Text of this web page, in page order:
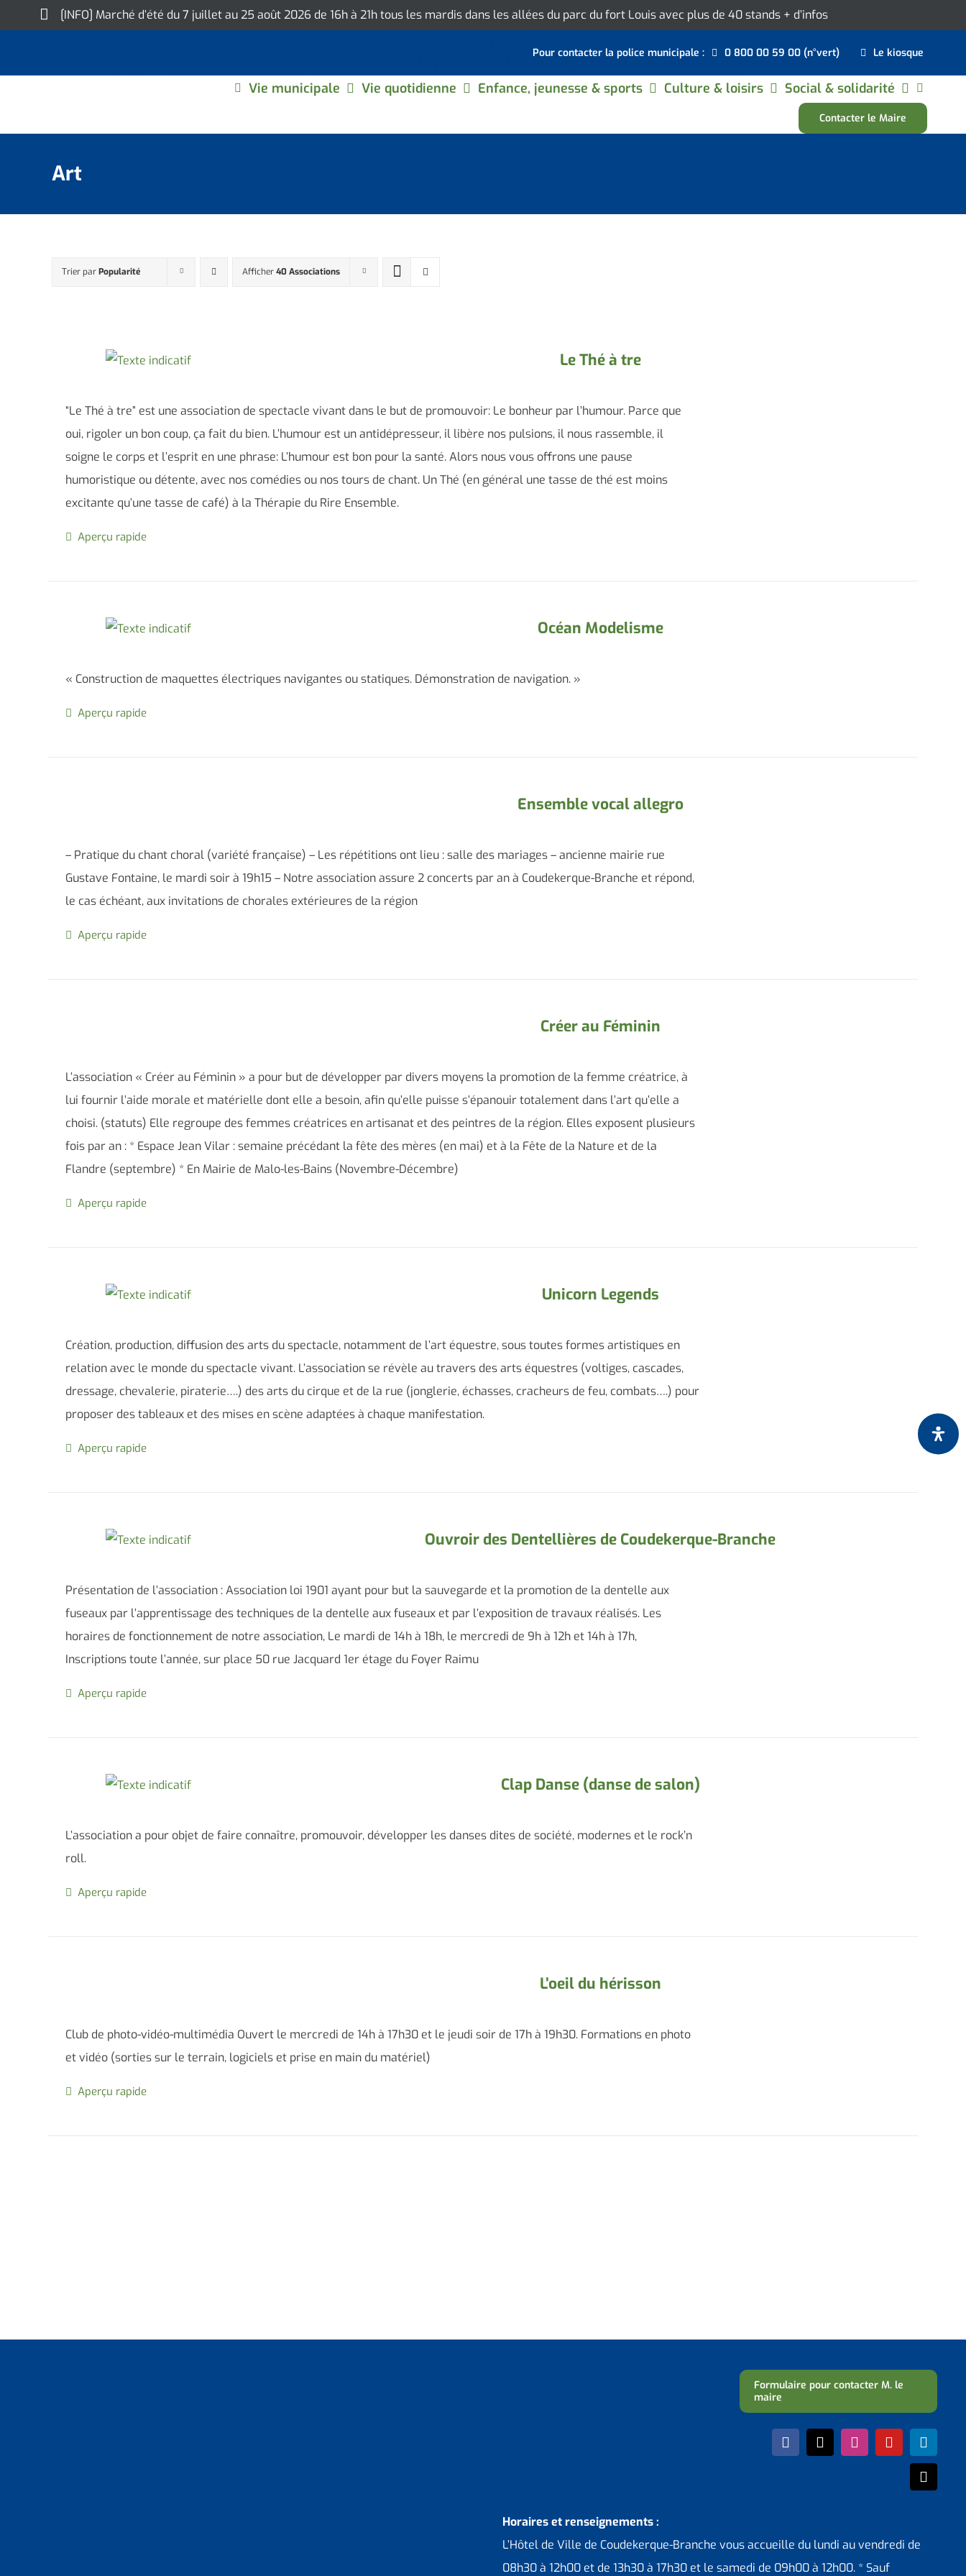
to
[INFO] Marché d’été du 7 juillet au 25 août 2026 de 16h à 21h tous les mardis dans les allées du parc du fort Louis avec plus de 40 stands + d’infos
Pour contacter la police municipale : 0 800 00 59 00 (n°vert) Le kiosque
Vie municipale Vie quotidienne Enfance, jeunesse & sports Culture & loisirs Social & solidarité
Contacter le Maire
Art
Trier parPopularité Afficher40 Associations
Le Thé à tre
“Le Thé à tre” est une association de spectacle vivant dans le but de promouvoir: Le bonheur par l’humour. Parce que
oui, rigoler un bon coup, ça fait du bien. L’humour est un antidépresseur, il libère nos pulsions, il nous rassemble, il
soigne le corps et l’esprit en une phrase: L’humour est bon pour la santé. Alors nous vous offrons une pause
humoristique ou détente, avec nos comédies ou nos tours de chant. Un Thé (en général une tasse de thé est moins
excitante qu’une tasse de café) à la Thérapie du Rire Ensemble.
Aperçu rapide
Océan Modelisme
« Construction de maquettes électriques navigantes ou statiques. Démonstration de navigation. »
Aperçu rapide
Ensemble vocal allegro
– Pratique du chant choral (variété française) – Les répétitions ont lieu : salle des mariages – ancienne mairie rue
Gustave Fontaine, le mardi soir à 19h15 – Notre association assure 2 concerts par an à Coudekerque-Branche et répond,
le cas échéant, aux invitations de chorales extérieures de la région
Aperçu rapide
Créer au Féminin
L’association « Créer au Féminin » a pour but de développer par divers moyens la promotion de la femme créatrice, à
lui fournir l’aide morale et matérielle dont elle a besoin, afin qu’elle puisse s’épanouir totalement dans l’art qu’elle a
choisi. (statuts) Elle regroupe des femmes créatrices en artisanat et des peintres de la région. Elles exposent plusieurs
fois par an : * Espace Jean Vilar : semaine précédant la fête des mères (en mai) et à la Fête de la Nature et de la
Flandre (septembre) * En Mairie de Malo-les-Bains (Novembre-Décembre)
Aperçu rapide
Unicorn Legends
Création, production, diffusion des arts du spectacle, notamment de l’art équestre, sous toutes formes artistiques en
relation avec le monde du spectacle vivant. L’association se révèle au travers des arts équestres (voltiges, cascades,
dressage, chevalerie, piraterie….) des arts du cirque et de la rue (jonglerie, échasses, cracheurs de feu, combats….) pour
proposer des tableaux et des mises en scène adaptées à chaque manifestation.
Aperçu rapide
Ouvroir des Dentellières de Coudekerque-Branche
Présentation de l’association : Association loi 1901 ayant pour but la sauvegarde et la promotion de la dentelle aux
fuseaux par l’apprentissage des techniques de la dentelle aux fuseaux et par l’exposition de travaux réalisés. Les
horaires de fonctionnement de notre association, Le mardi de 14h à 18h, le mercredi de 9h à 12h et 14h à 17h,
Inscriptions toute l’année, sur place 50 rue Jacquard 1er étage du Foyer Raimu
Aperçu rapide
Clap Danse (danse de salon)
L’association a pour objet de faire connaître, promouvoir, développer les danses dites de société, modernes et le rock’n
roll.
Aperçu rapide
L’oeil du hérisson
Club de photo-vidéo-multimédia Ouvert le mercredi de 14h à 17h30 et le jeudi soir de 17h à 19h30. Formations en photo
et vidéo (sorties sur le terrain, logiciels et prise en main du matériel)
Aperçu rapide
Formulaire pour contacter M. le
maire
Horaires et renseignements :
L’Hôtel de Ville de Coudekerque-Branche vous accueille du lundi au vendredi de
08h30 à 12h00 et de 13h30 à 17h30 et le samedi de 09h00 à 12h00. * Sauf